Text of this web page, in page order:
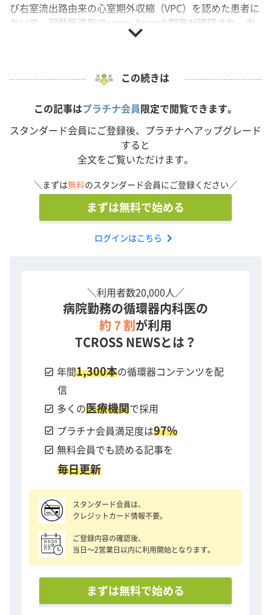
expand_more
び右室流出路由来の心室期外収縮（VPC）を認めた患者に
おいて、冠動脈造影でconus branch閉塞が確認され、血
行再建後にVF、VPCいずれも消失した1例を提示いただき
演者: 髙﨑 亮宏 氏（三重大学）
より収録いたしました。
演者の所属先は放映時のものとなります。
この続きは
この記事はプラチナ会員 限定で閲覧できます。
スタンダード会員にご登録後、プラチナへアップグレード
すると
全文をご覧いただけます。
＼まずは無料のスタンダード会員にご登録ください／
まずは無料で始める
ログインはこちら chevron_right
＼利用者数20,000人／
病院勤務の循環器内科医の
約７割 が利用
TCROSS NEWSとは？
check_box 年間1,300本の循環器コンテンツを配
信
check_box 多くの医療機関で採用
check_box プラチナ会員満足度は97%
check_box 無料会員でも読める記事を
毎日更新
スタンダード会員は、
クレジットカード情報不要。
ご登録内容の確認後、
当日〜2営業日以内に利用開始となります。
まずは無料で始める